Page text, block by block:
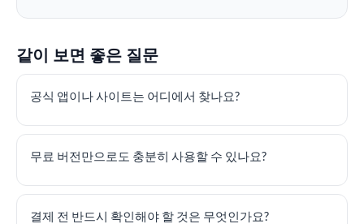
같이 보면 좋은 질문
공식 앱이나 사이트는 어디에서 찾나요?
무료 버전만으로도 충분히 사용할 수 있나요?
결제 전 반드시 확인해야 할 것은 무엇인가요?